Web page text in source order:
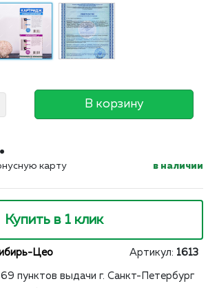
В корзину
карту в наличии
Купить в 1 клик
Цео Артикул: 1613
пунктов выдачи г. Санкт-Петербург